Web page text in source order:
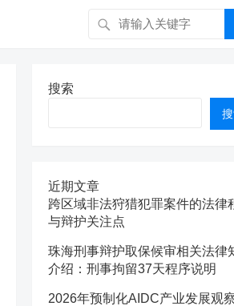
搜索
近期文章
跨区域非法狩猎犯罪案件的法律
与辩护关注点
珠海刑事辩护取保候审相关法律
介绍：刑事拘留37天程序说明
2026年预制化AIDC产业发展观察